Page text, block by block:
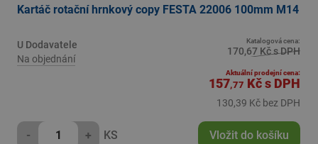
Kartáč rotační hrnkový copy FESTA 22006 100mm M14
U Dodavatele
Na objednání
Katalogová cena:
170,67 Kč s DPH
Aktuální prodejní cena:
157,77 Kčs DPH
130,39 Kč bez DPH
- + KS Vložit do košíku